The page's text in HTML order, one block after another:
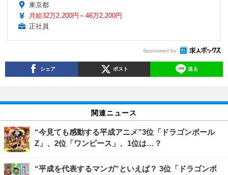
東京都
月給32万2,200円～46万2,200円
正社員
Sponsored by
シェア ポスト 送る
関連ニュース
“今見ても感動する平成アニメ”3位「ドラゴンボール
Z」、2位「ワンピース」、1位は…？
“平成を代表するマンガ”といえば？ 3位「ドラゴンボ